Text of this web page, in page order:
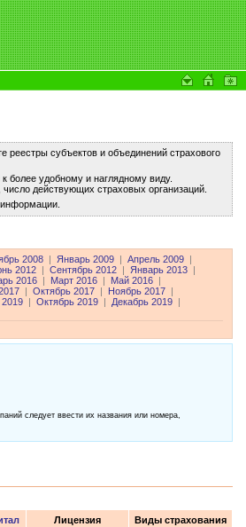
реестры субъектов и объединений страхового
более удобному и наглядному виду.
действующих страховых организаций.
2008 Январь 2009 Апрель 2009
2012 Сентябрь 2012 Январь 2013
2016 Март 2016 Май 2016
Октябрь 2017 Ноябрь 2017
Октябрь 2019 Декабрь 2019
следует ввести их названия или номера,
Лицензия Виды страхования